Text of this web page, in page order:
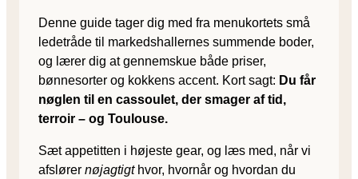
Denne guide tager dig med fra menukortets små
ledetråde til markedshallernes summende boder,
og lærer dig at gennemskue både priser,
bønnesorter og kokkens accent. Kort sagt: Du får
nøglen til en cassoulet, der smager af tid,
terroir – og Toulouse.
Sæt appetitten i højeste gear, og læs med, når vi
afslører nøjagtigthvor, hvornår og hvordan du